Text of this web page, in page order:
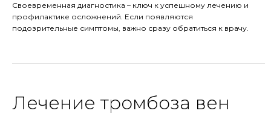
Своевременная диагностика – ключ к успешному лечению и
профилактике осложнений. Если появляются
подозрительные симптомы, важно сразу обратиться к врачу.
Лечение тромбоза вен